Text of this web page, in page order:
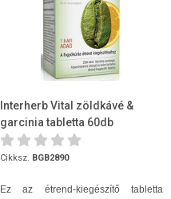
Interherb Vital zöldkávé &
garcinia tabletta 60db
Cikksz. BGB2890
Ez az étrend-kiegészítő tabletta